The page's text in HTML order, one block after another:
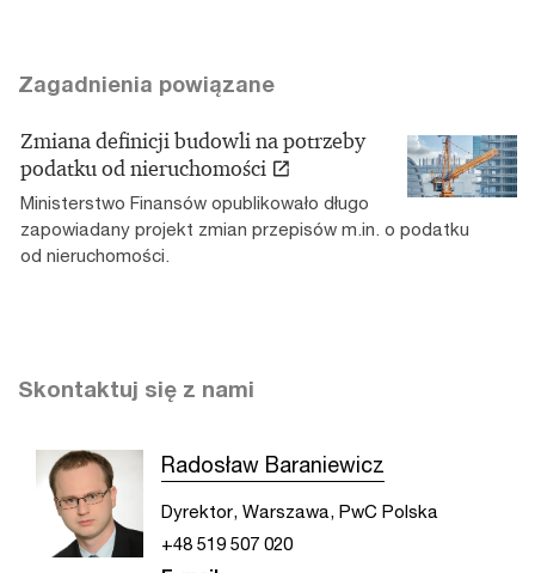
Zagadnienia powiązane
Zmiana definicji budowli na potrzeby
podatku od nieruchomości
Ministerstwo Finansów opublikowało długo
zapowiadany projekt zmian przepisów m.in. o podatku
od nieruchomości.
Skontaktuj się z nami
Radosław Baraniewicz
Dyrektor, Warszawa, PwC Polska
+48 519 507 020